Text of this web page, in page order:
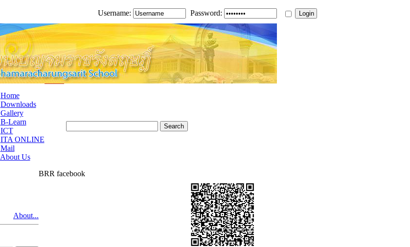
Username: Password:
Home
Downloads
Gallery
B-Learn
ICT
ITA ONLINE
Mail
About Us
About...
BRR facebook